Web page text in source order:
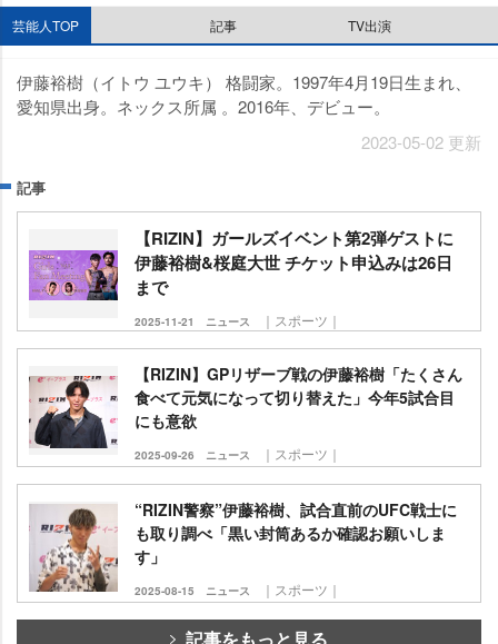
e
芸能人TOP 記事 TV出演
伊藤裕樹（イトウ ユウキ） 格闘家。1997年4月19日生まれ、
愛知県出身。ネックス所属 。2016年、デビュー。
2023-05-02 更新
記事
【RIZIN】ガールズイベント第2弾ゲストに
伊藤裕樹&桜庭大世 チケット申込みは26日
まで
2025-11-21 ニュース ｜スポーツ｜
【RIZIN】GPリザーブ戦の伊藤裕樹「たくさん
食べて元気になって切り替えた」今年5試合目
にも意欲
2025-09-26 ニュース ｜スポーツ｜
“RIZIN警察”伊藤裕樹、試合直前のUFC戦士に
も取り調べ「黒い封筒あるか確認お願いしま
す」
2025-08-15 ニュース ｜スポーツ｜
記事をもっと見る